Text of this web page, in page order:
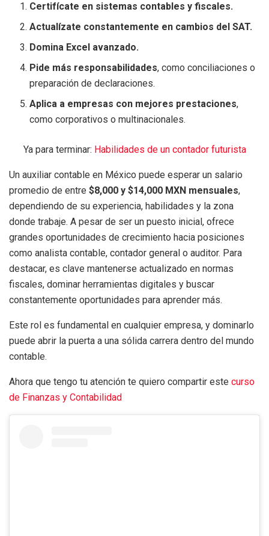
Certifícate en sistemas contables y fiscales.
Actualízate constantemente en cambios del SAT.
Domina Excel avanzado.
Pide más responsabilidades, como conciliaciones o
preparación de declaraciones.
Aplica a empresas con mejores prestaciones,
como corporativos o multinacionales.
Ya para terminar: Habilidades de un contador futurista
Un auxiliar contable en México puede esperar un salario
promedio de entre $8,000 y $14,000 MXN mensuales,
dependiendo de su experiencia, habilidades y la zona
donde trabaje. A pesar de ser un puesto inicial, ofrece
grandes oportunidades de crecimiento hacia posiciones
como analista contable, contador general o auditor. Para
destacar, es clave mantenerse actualizado en normas
fiscales, dominar herramientas digitales y buscar
constantemente oportunidades para aprender más.
Este rol es fundamental en cualquier empresa, y dominarlo
puede abrir la puerta a una sólida carrera dentro del mundo
contable.
Ahora que tengo tu atención te quiero compartir este curso
de Finanzas y Contabilidad